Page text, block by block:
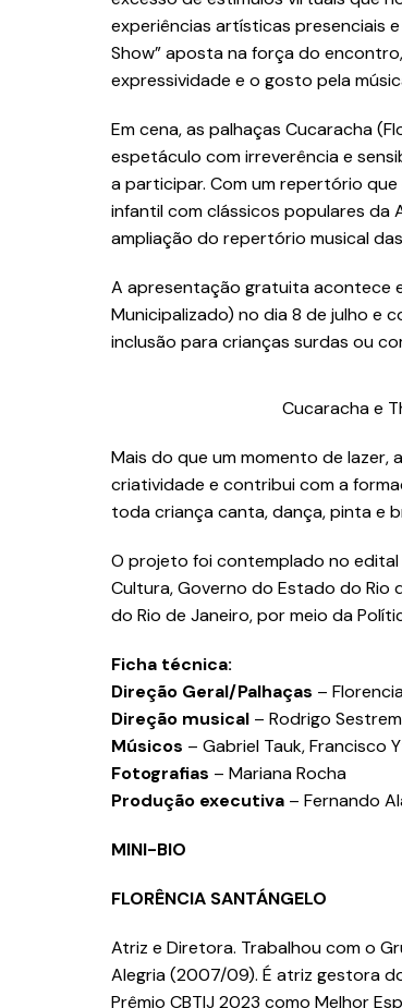
experiências artísticas presenciais
Show” aposta na força do
expressividade e o gosto pela
Em cena, as palhaças Cucaracha
espetáculo com irreverência e
a participar. Com um repertório
infantil com clássicos populares da
ampliação do repertório musical
A apresentação gratuita acontece
Municipalizado) no dia 8 de julho e
inclusão para crianças surdas ou
Cucaracha e
Mais do que um momento de
criatividade e contribui com a
toda criança canta, dança, pinta e
O projeto foi contemplado no edital
Cultura, Governo do Estado do Rio
do Rio de Janeiro, por meio da
Ficha técnica:
Direção Geral/Palhaças –
Direção musical – Rodrigo Sestrem
Músicos – Gabriel Tauk, Francisco
Fotografias – Mariana Rocha
Produção executiva – Fernando
MINI-BIO
FLORÊNCIA SANTÁNGELO
Atriz e Diretora. Trabalhou com o
Alegria (2007/09). É atriz gestora
Prêmio CBTIJ 2023 como Melhor